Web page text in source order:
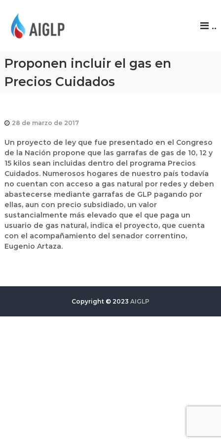
P
..
Proponen incluir el gas en
Precios Cuidados
28 de marzo de 2017
Un proyecto de ley que fue presentado en el Congreso
de la Nación propone que las garrafas de gas de 10, 12 y
15 kilos sean incluidas dentro del programa Precios
Cuidados. Numerosos hogares de nuestro país todavía
no cuentan con acceso a gas natural por redes y deben
abastecerse mediante garrafas de GLP pagando por
ellas, aun con precio subsidiado, un valor
sustancialmente más elevado que el que paga un
usuario de gas natural, indica el proyecto, que cuenta
con el acompañamiento del senador correntino,
Eugenio Artaza.
Copyright © 2023 AIGLP